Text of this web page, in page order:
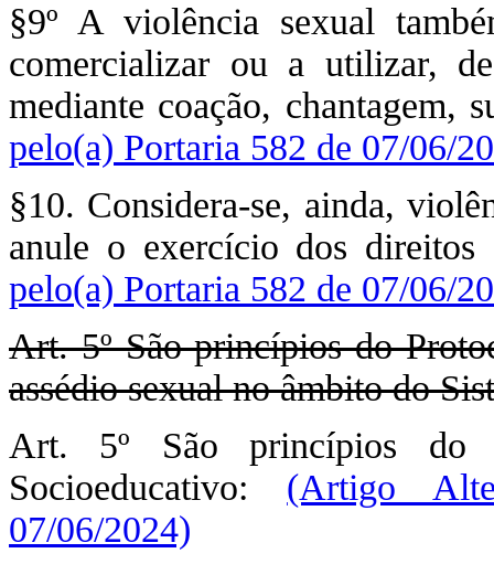
§9º A violência sexual
comercializar ou a utilizar,
mediante coação, chantagem,
pelo(a) Portaria 582 de 07/06/
§10. Considera-se, ainda,
anule o exercício dos
pelo(a) Portaria 582 de 07/06/
Art. 5º São princípios do
assédio sexual no âmbito do
Art. 5º São princípios do
Socioeducativo: (Artigo
07/06/2024)